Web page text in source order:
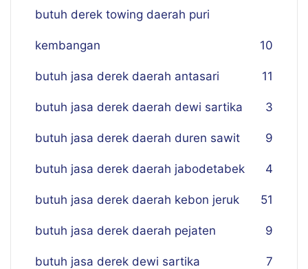
butuh derek towing daerah puri
kembangan 10
butuh jasa derek daerah antasari 11
butuh jasa derek daerah dewi sartika 3
butuh jasa derek daerah duren sawit 9
butuh jasa derek daerah jabodetabek 4
butuh jasa derek daerah kebon jeruk 51
butuh jasa derek daerah pejaten 9
butuh jasa derek dewi sartika 7